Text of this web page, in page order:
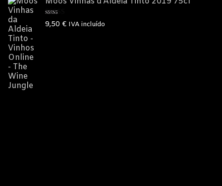
Avaliação
5.00de 5
9,50 € IVA incluído